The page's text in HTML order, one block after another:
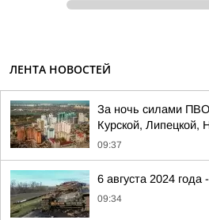
ЛЕНТА НОВОСТЕЙ
За ночь силами ПВО
Курской, Липецкой,
09:37
6 августа 2024
09:34